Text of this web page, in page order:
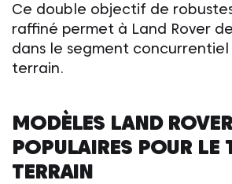
Ce double objectif de
raffiné permet à Land Rover
dans le segment
terrain.
MODÈLES LAND ROVER
POPULAIRES POUR LE
TERRAIN